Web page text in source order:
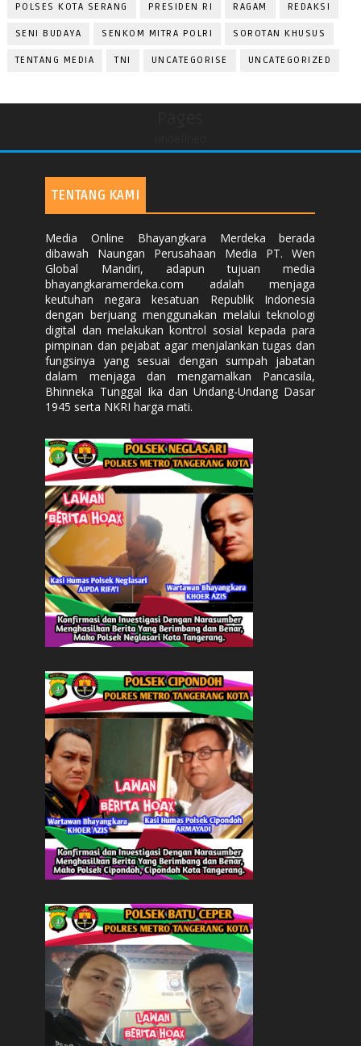
POLSES KOTA SERANG PRESIDEN RI RAGAM REDAKSI
SENI BUDAYA SENKOM MITRA POLRI SOROTAN KHUSUS
TENTANG MEDIA TNI UNCATEGORISE UNCATEGORIZED
TENTANG KAMI
Media Online Bhayangkara Merdeka berada
dibawah Naungan Perusahaan Media PT. Wen
Global Mandiri, adapun tujuan media
bhayangkaramerdeka.com adalah menjaga
keutuhan negara kesatuan Republik Indonesia
dengan berjuang menggunakan melalui teknologi
digital dan melakukan kontrol sosial kepada para
pimpinan dan pejabat agar menjalankan tugas dan
fungsinya yang sesuai dengan sumpah jabatan
dalam menjaga dan mengamalkan Pancasila,
Bhinneka Tunggal Ika dan Undang-Undang Dasar
1945 serta NKRI harga mati.